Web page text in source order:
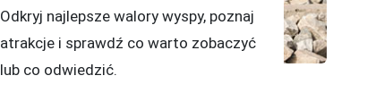
Odkryj najlepsze walory wyspy, poznaj
atrakcje i sprawdź co warto zobaczyć
lub co odwiedzić.